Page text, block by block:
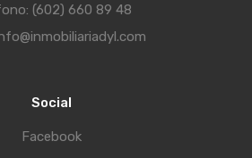
(602) 660 89 48
Social
Facebook